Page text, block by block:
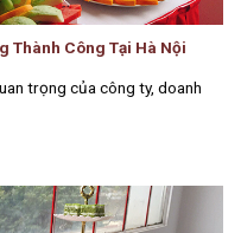
Thành Công Tại Hà Nội
trọng của công ty, doanh